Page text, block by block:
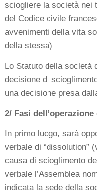
sciogliere la società nei
del Codice civile
avvenimenti della vita
della stessa)
Lo Statuto della società
decisione di
una decisione presa
2/ Fasi
In primo luogo, sarà
verbale di “dissolution”
causa di scioglimento
verbale l’Assemblea
indicata la sede della